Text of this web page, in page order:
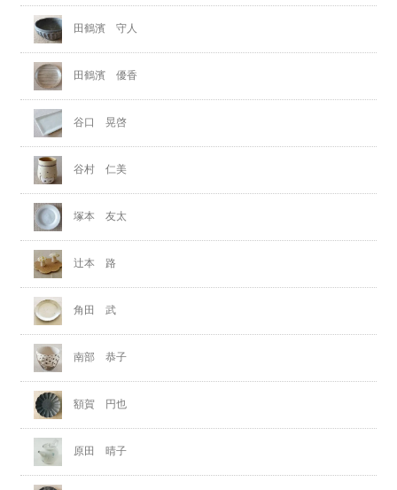
田鶴濱 守人
田鶴濱 優香
谷口 晃啓
谷村 仁美
塚本 友太
辻本 路
角田 武
南部 恭子
額賀 円也
原田 晴子